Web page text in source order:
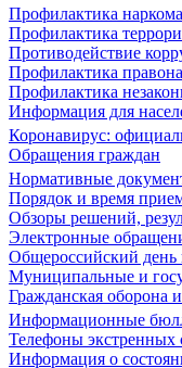
Профилактика
Профилактика
Противодействие
Профилактика
Профилактика
Информация для
Коронавирус:
Обращения граждан
Нормативные
Порядок и время
Обзоры решений,
Электронные
Общероссийский день
Муниципальные и
Гражданская оборона
Информационные
Телефоны экстренных
Информация о